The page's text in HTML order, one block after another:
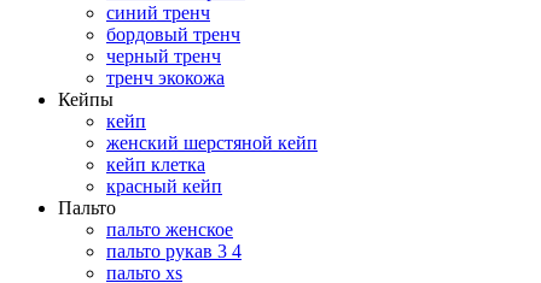
синий тренч
бордовый тренч
черный тренч
тренч экокожа
Кейпы
кейп
женский шерстяной кейп
кейп клетка
красный кейп
Пальто
пальто женское
пальто рукав 3 4
пальто xs